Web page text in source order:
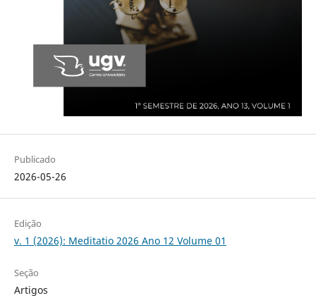
Publicado
2026-05-26
Edição
v. 1 (2026): Meditatio 2026 Ano 12 Volume 01
Seção
Artigos